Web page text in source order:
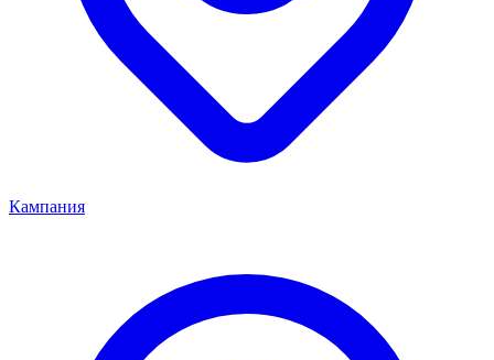
Кампания